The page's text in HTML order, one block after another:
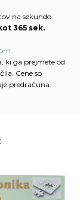
na sekundo.
365 sek.
ki ga prejmete od
Cene so
predračuna.